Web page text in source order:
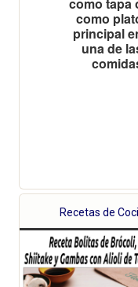
como
principal
una de
Recetas de